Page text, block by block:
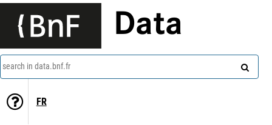
Data
search in data.bnf.fr
FR